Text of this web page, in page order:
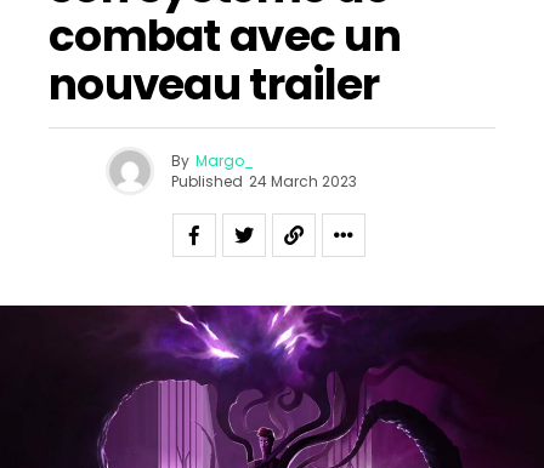
combat avec un
nouveau trailer
By Margo_
Published 24 March 2023
Flipboard
Reddit
Pinterest
Whatsapp
Email